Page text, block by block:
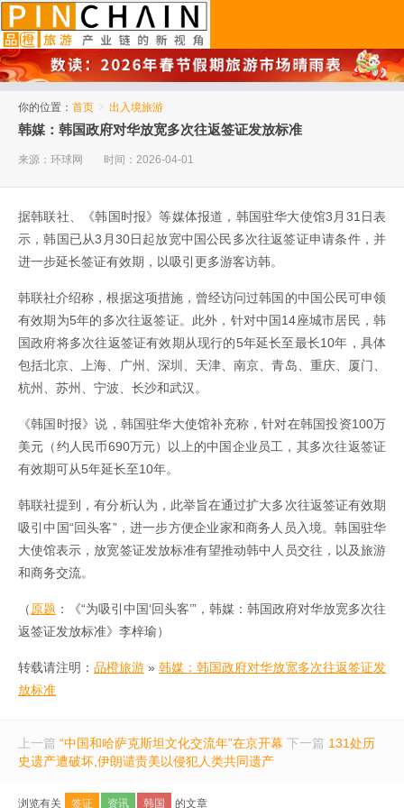
你的位置： 首页 > 出入境旅游
韩媒：韩国政府对华放宽多次往返签证发放标准
来源：环球网 时间：2026-04-01
据韩联社、《韩国时报》等媒体报道，韩国驻华大使馆3月31日表
示，韩国已从3月30日起放宽中国公民多次往返签证申请条件，并
进一步延长签证有效期，以吸引更多游客访韩。
韩联社介绍称，根据这项措施，曾经访问过韩国的中国公民可申领
有效期为5年的多次往返签证。此外，针对中国14座城市居民，韩
国政府将多次往返签证有效期从现行的5年延长至最长10年，具体
包括北京、上海、广州、深圳、天津、南京、青岛、重庆、厦门、
杭州、苏州、宁波、长沙和武汉。
《韩国时报》说，韩国驻华大使馆补充称，针对在韩国投资100万
美元（约人民币690万元）以上的中国企业员工，其多次往返签证
有效期可从5年延长至10年。
韩联社提到，有分析认为，此举旨在通过扩大多次往返签证有效期
吸引中国“回头客”，进一步方便企业家和商务人员入境。韩国驻华
大使馆表示，放宽签证发放标准有望推动韩中人员交往，以及旅游
和商务交流。
（原题 ：《“为吸引中国‘回头客’”，韩媒：韩国政府对华放宽多次往
返签证发放标准》李梓瑜）
转载请注明： 品橙旅游 » 韩媒：韩国政府对华放宽多次往返签证发
放标准
上一篇 “中国和哈萨克斯坦文化交流年”在京开幕 下一篇 131处历
史遗产遭破坏,伊朗谴责美以侵犯人类共同遗产
浏览有关 签证 资讯 韩国 的文章